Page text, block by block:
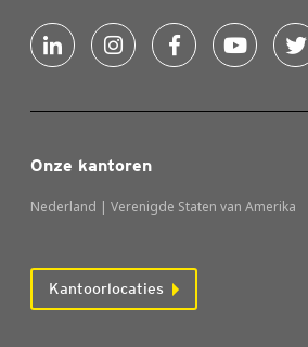
Onze kantoren
Nederland | Verenigde Staten van Amerika
Kantoorlocaties